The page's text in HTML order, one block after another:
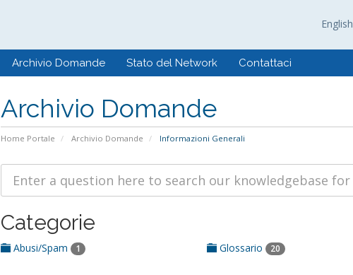
English
Archivio Domande Stato del Network Contattaci
Archivio Domande
Home Portale Archivio Domande Informazioni Generali
Categorie
Abusi/Spam 1 Glossario 20